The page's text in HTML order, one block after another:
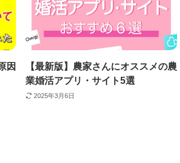
因
【最新版】農家さんにオススメの農
業婚活アプリ・サイト5選
2025年3月6日